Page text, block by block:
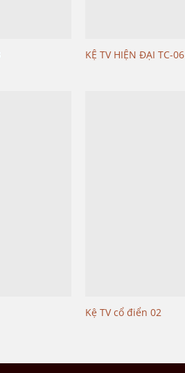
KỆ TV HIỆN ĐẠI TC-06
Kệ TV cổ điển 02